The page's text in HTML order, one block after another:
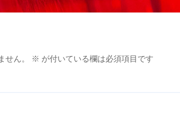
ん。 ※ が付いている欄は必須項目です